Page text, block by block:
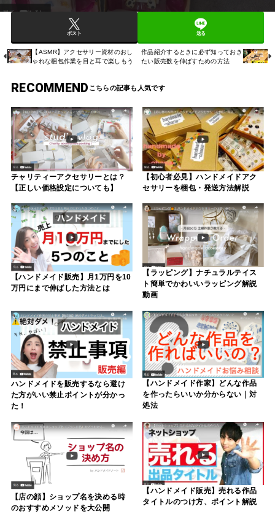
ポスト 送る
【ASMR】アクセサリー資材のおし
ゃれな梱包作業を目と耳で楽しもう
作品紹介するときに必ず知っておき
たい販売数を伸ばすための方法
RECOMMEND
チャリティーアクセサリーとは？
【正しい価格設定についても】
【初心者必見】ハンドメイドアク
セサリーを梱包・発送方法解説
【ハンドメイド販売】月1万円を10
万円にまで伸ばした方法とは
【ラッピング】ナチュラルテイス
ト簡単でかわいいラッピング解説
動画
ハンドメイドを販売するなら避け
た方がいい禁止ポイントが分かっ
た！
【ハンドメイド作家】どんな作品
を作ったらいいか分からない｜対
処法
【店の顔】ショップ名を決める時
のおすすめメソッドを大公開
【ハンドメイド販売】売れる作品
タイトルのつけ方、ポイント解説